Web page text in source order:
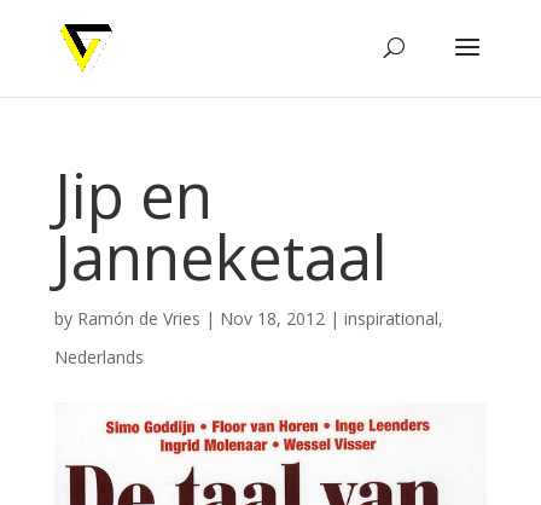
Jip en
Janneketaal
by Ramón de Vries | Nov 18, 2012| inspirational,
Nederlands